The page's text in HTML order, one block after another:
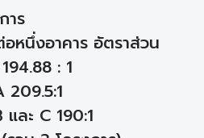
าร
หนึ่งอาคาร อัตราส่วน
: 1
ละ C 190:1